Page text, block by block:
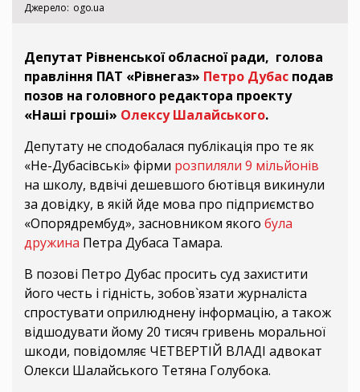
Джерело ogo.ua
Депутат Рівненської обласної ради, голова
правління ПАТ «Рівнегаз» Петро Дубас подав
позов на головного редактора проекту
«Наші гроші» Олексу Шалайського.
Депутату не сподобалася публікація про те як
«Не-Дубасівські» фірми розпиляли 9 мільйонів
на школу, вдвічі дешевшого бютівця викинули
за довідку, в якій йде мова про підприємство
«Опорядрембуд», засновником якого була
дружина Петра Дубаса Тамара.
В позові Петро Дубас просить суд захистити
його честь і гідність, зобов`язати журналіста
спростувати оприлюднену інформацію, а також
відшодувати йому 20 тисяч гривень моральної
шкоди, повідомляє ЧЕТВЕРТІЙ ВЛАДІ адвокат
Олекси Шалайського Тетяна Голубока.